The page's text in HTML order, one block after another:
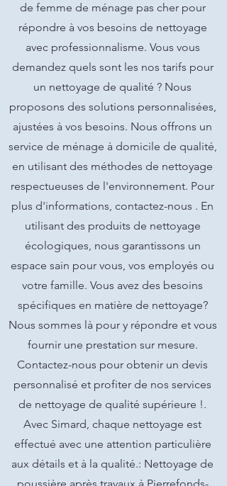
de femme de ménage pas cher pour
répondre à vos besoins de nettoyage
avec professionnalisme. Vous vous
demandez quels sont les nos tarifs pour
un nettoyage de qualité ? Nous
proposons des solutions personnalisées,
ajustées à vos besoins. Nous offrons un
service de ménage à domicile de qualité,
en utilisant des méthodes de nettoyage
respectueuses de l'environnement. Pour
plus d'informations, contactez-nous . En
utilisant des produits de nettoyage
écologiques, nous garantissons un
espace sain pour vous, vos employés ou
votre famille. Vous avez des besoins
spécifiques en matière de nettoyage?
Nous sommes là pour y répondre et vous
fournir une prestation sur mesure.
Contactez-nous pour obtenir un devis
personnalisé et profiter de nos services
de nettoyage de qualité supérieure !.
Avec Simard, chaque nettoyage est
effectué avec une attention particulière
aux détails et à la qualité.: Nettoyage de